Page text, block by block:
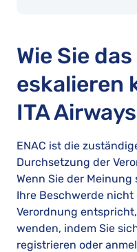
Wie Sie
eskalieren
ITA
ENAC ist die
Durchsetzung der
Wenn Sie der
Ihre Beschwerde
Verordnung
wenden, indem Sie
registrieren oder